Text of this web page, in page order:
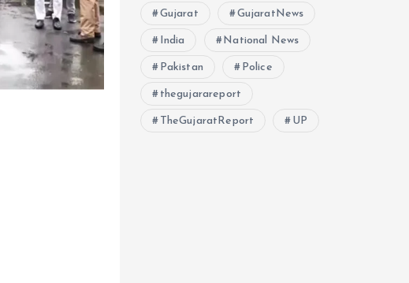
Gujarat GujaratNews
India National News
Pakistan Police
thegujarareport
TheGujaratReport UP